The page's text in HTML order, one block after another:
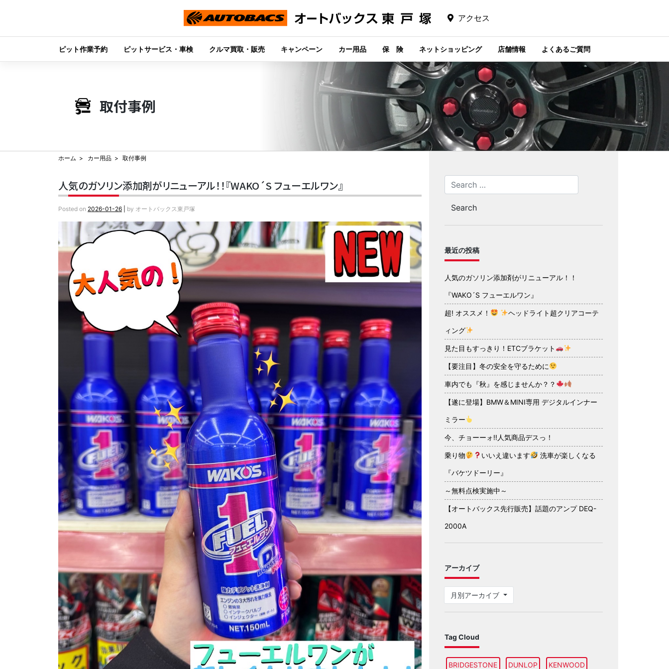
アクセス
ピット作業予約 ピットサービス・車検 クルマ買取・販売 キャンペーン カー用品 保 険 ネットショッピング 店舗情報 よくあるご質問
取付事例
ホーム カー用品 取付事例
人気のガソリン添加剤がリニューアル！！『WAKO´S フューエルワン』
Posted on 2026-01-26 by オートバックス東戸塚
最近の投稿
人気のガソリン添加剤がリニューアル！！
『WAKO´S フューエルワン』
超! オススメ！ ヘッドライト超クリアコーテ
ィング
見た目もすっきり！ETCブラケット
【要注目】冬の安全を守るために
車内でも『秋』を感じませんか？？
【遂に登場】BMW＆MINI専用 デジタルインナー
ミラー
今、チョーーォ!!人気商品デスっ！
乗り物 いいえ違います 洗車が楽しくなる
『バケツドーリー』
～無料点検実施中～
【オートバックス先行販売】話題のアンプ DEQ-
2000A
アーカイブ
月別アーカイブ
Tag Cloud
BRIDGESTONE DUNLOP KENWOOD